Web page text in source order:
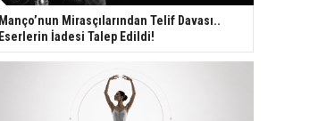
Manço’nun Mirasçılarından Telif Davası..
Eserlerin İadesi Talep Edildi!